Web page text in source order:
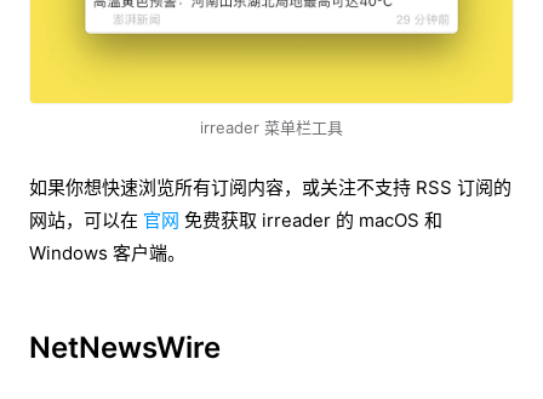
irreader 菜单栏工具
如果你想快速浏览所有订阅内容，或关注不支持 RSS 订阅的
网站，可以在 官网 免费获取 irreader 的 macOS 和
Windows 客户端。
NetNewsWire